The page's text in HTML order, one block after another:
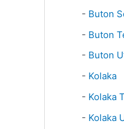
- Buton
- Buton
- Buton
- Kolaka
- Kolaka
- Kolaka